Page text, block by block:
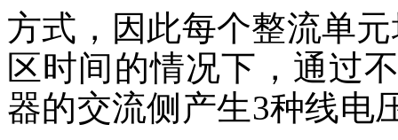
方式，因此每个整流单
区时间的情况下，通过
器的交流侧产生3种线电